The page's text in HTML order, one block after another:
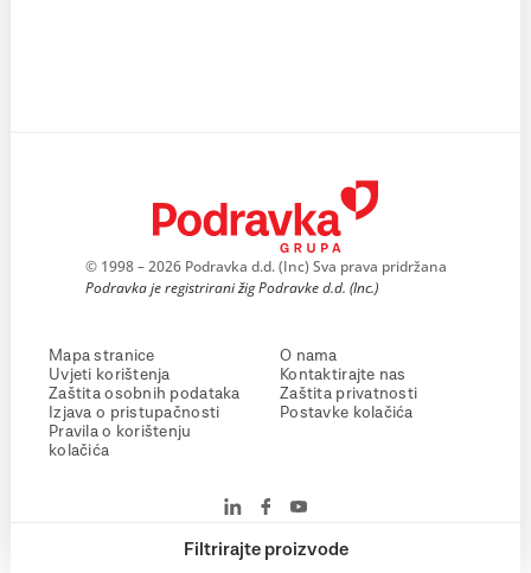
Filtrirajte proizvode
© 1998 – 2026 Podravka d.d. (Inc) Sva prava pridržana
Podravka je registrirani žig Podravke d.d. (Inc.)
Mapa stranice
Uvjeti korištenja
Zaštita osobnih podataka
Izjava o pristupačnosti
Pravila o korištenju
kolačića
O nama
Kontaktirajte nas
Zaštita privatnosti
Postavke kolačića